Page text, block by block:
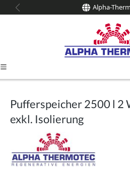
springen Alpha-
Pufferspeicher 2500 l 2
exkl. Isolierung